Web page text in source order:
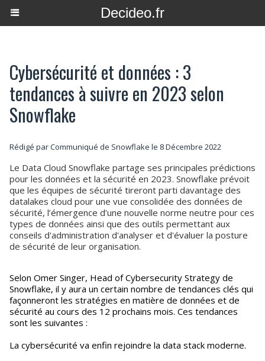
Decideo.fr
Cybersécurité et données : 3
tendances à suivre en 2023 selon
Snowflake
Rédigé par Communiqué de Snowflake le 8 Décembre 2022
Le Data Cloud Snowflake partage ses principales prédictions
pour les données et la sécurité en 2023. Snowflake prévoit
que les équipes de sécurité tireront parti davantage des
datalakes cloud pour une vue consolidée des données de
sécurité, l’émergence d’une nouvelle norme neutre pour ces
types de données ainsi que des outils permettant aux
conseils d'administration d'analyser et d'évaluer la posture
de sécurité de leur organisation.
Selon Omer Singer, Head of Cybersecurity Strategy de
Snowflake, il y aura un certain nombre de tendances clés qui
façonneront les stratégies en matière de données et de
sécurité au cours des 12 prochains mois. Ces tendances
sont les suivantes :
La cybersécurité va enfin rejoindre la data stack moderne.